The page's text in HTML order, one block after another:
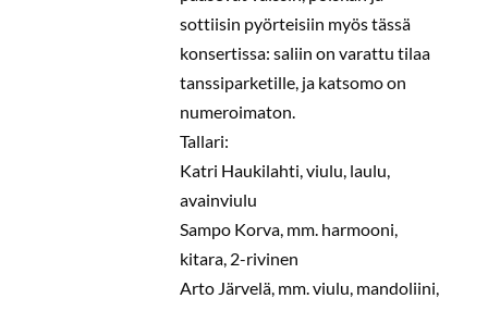
sottiisin pyörteisiin myös tässä
konsertissa: saliin on varattu tilaa
tanssiparketille, ja katsomo on
numeroimaton.
Tallari:
Katri Haukilahti, viulu, laulu,
avainviulu
Sampo Korva, mm. harmooni,
kitara, 2-rivinen
Arto Järvelä, mm. viulu, mandoliini,